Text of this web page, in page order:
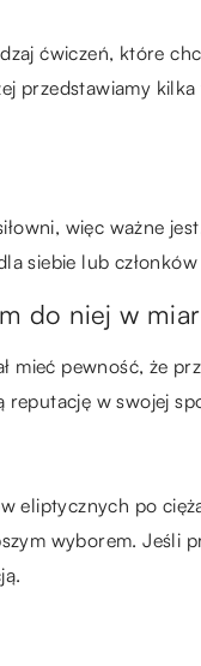
ćwiczeń, które
przedstawiamy
więc ważne
siebie lub
do niej w
mieć pewność, że
w swojej
eliptycznych po
wyborem. Jeśli